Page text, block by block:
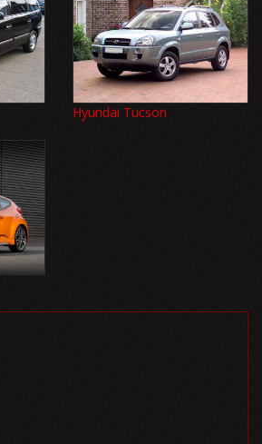
Hyundai Tucson